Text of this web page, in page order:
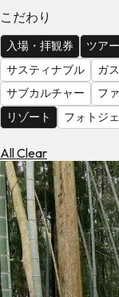
る
気
を
見
る
こだわり
入場・拝観券 ツア
サスティナブル
ガ
サブカルチャー
フ
リゾート
フォトジ
All Clear